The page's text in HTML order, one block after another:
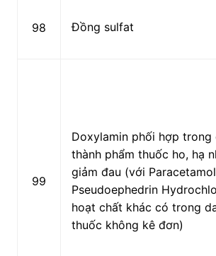
98 Đồng sulfat
99
Doxylamin phối hợp trong
thành phẩm thuốc ho, hạ
giảm đau (với
Pseudoephedrin
hoạt chất khác có trong
thuốc không kê đơn)